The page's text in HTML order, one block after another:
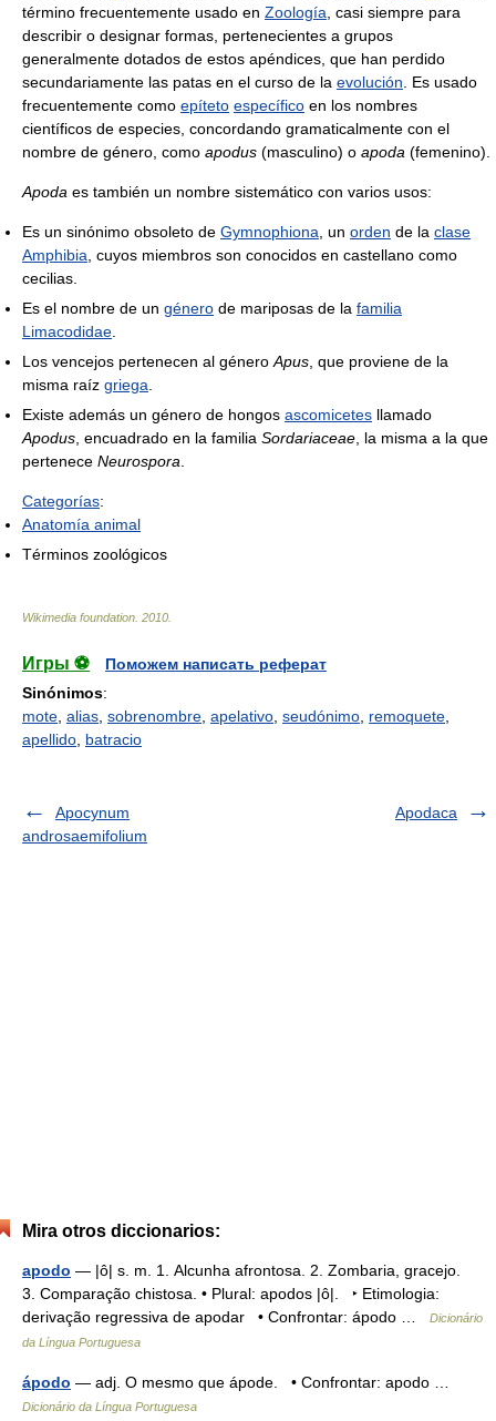
término frecuentemente usado en Zoología, casi siempre para
describir o designar formas, pertenecientes a grupos
generalmente dotados de estos apéndices, que han perdido
secundariamente las patas en el curso de la evolución. Es usado
frecuentemente como epíteto específico en los nombres
científicos de especies, concordando gramaticalmente con el
nombre de género, como apodus (masculino) o apoda (femenino).
Apoda es también un nombre sistemático con varios usos:
Es un sinónimo obsoleto de Gymnophiona, un orden de la clase
Amphibia, cuyos miembros son conocidos en castellano como
cecilias.
Es el nombre de un género de mariposas de la familia
Limacodidae.
Los vencejos pertenecen al géneroApus, que proviene de la
misma raíz griega.
Existe además un género de hongos ascomicetes llamado
Apodus, encuadrado en la familia Sordariaceae, la misma a la que
pertenece Neurospora.
Categorías:
Anatomía animal
Términos zoológicos
Wikimedia foundation 2010
Игры ⚽
Поможем написать реферат
Sinónimos:
mote, alias, sobrenombre, apelativo, seudónimo, remoquete,
apellido, batracio
Apocynum
androsaemifolium
Apodaca
Mira otros diccionarios:
apodo — |ô| s. m. 1. Alcunha afrontosa. 2. Zombaria, gracejo.
3. Comparação chistosa. • Plural: apodos |ô|. ‣ Etimologia:
derivação regressiva de apodar • Confrontar: ápodo …
Dicionário
da Língua Portuguesa
ápodo — adj. O mesmo que ápode. • Confrontar: apodo …
Dicionário da Língua Portuguesa